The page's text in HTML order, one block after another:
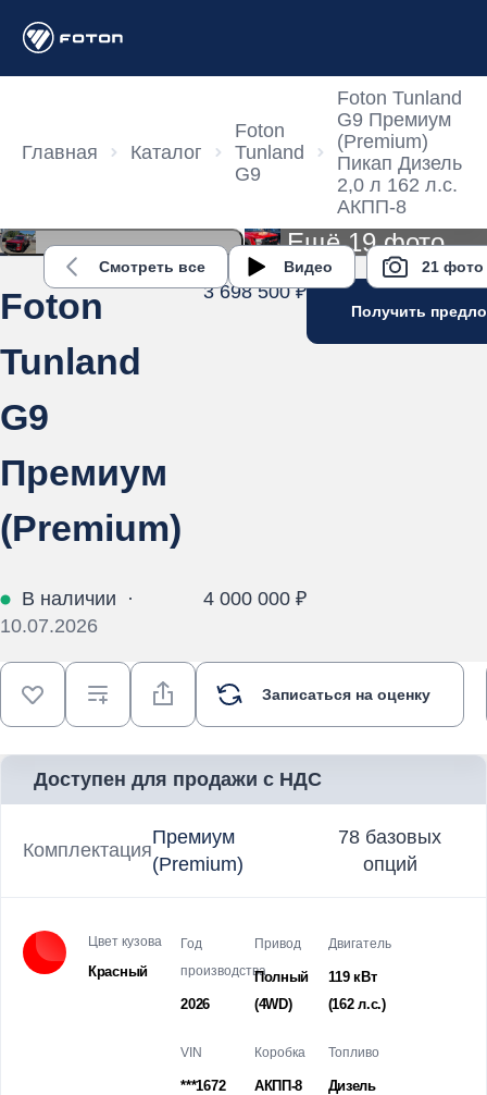
Главная Каталог
Foton
Tunland
G9
Foton Tunland
G9 Премиум
(Premium)
Пикап Дизель
2,0 л 162 л.с.
АКПП-8
Смотреть все Видео 21 фото
Ещё 19 фото
Foton
Tunland
G9
Премиум
(Premium)
3 698 500 ₽
В наличии ·
10.07.2026
4 000 000 ₽
Получить
Записаться на оценку
Доступен для продажи с НДС
Комплектация
Премиум
(Premium)
78 базовых
опций
Цвет кузова
Красный
Год
производства
2026
Привод
Полный
(4WD)
Двигатель
119 кВт
(162 л.с.)
VIN
***1672
Коробка
АКПП-8
Топливо
Дизель